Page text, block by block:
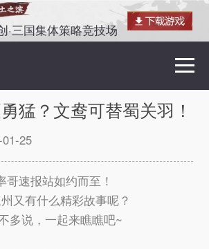
·三国集体策略竞技场
猛？文鸯可替蜀关羽！
25
哥速报站如约而至！
又有什么精彩故事呢？
多说，一起来瞧瞧吧~